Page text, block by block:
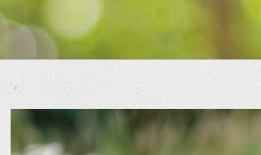
Zeige
grösseres